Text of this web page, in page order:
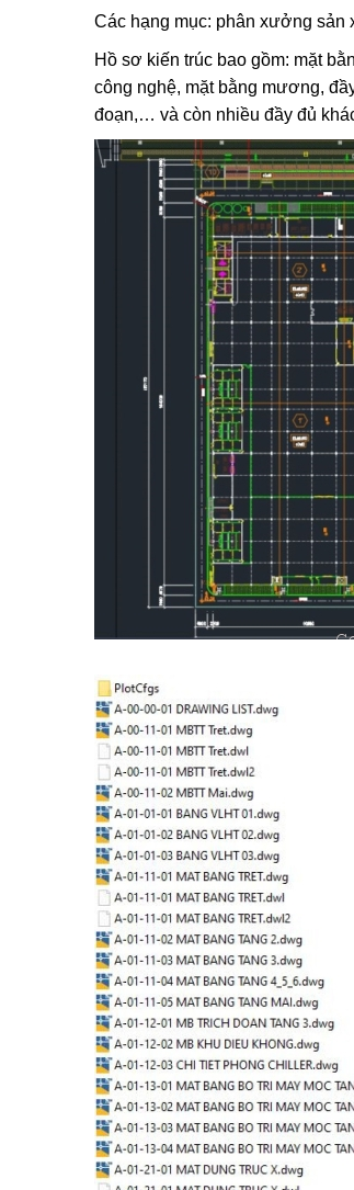
Các hạng mục: phân xưởng sản
Hồ sơ kiến trúc bao gồm: mặt
công nghệ, mặt bằng mương,
đoạn,… và còn nhiều đầy đủ